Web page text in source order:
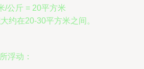
/公斤 = 20平方米
约在20-30平方米之间。
浮动：